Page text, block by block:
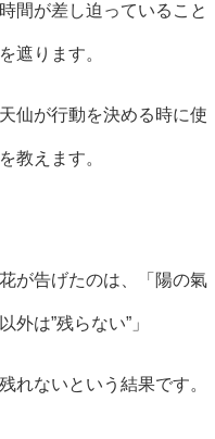
間が差し迫っていること
遮ります。
仙が行動を決める時に使
教えます。
が告げたのは、「陽の氣
は”残らない”」
れないという結果です。